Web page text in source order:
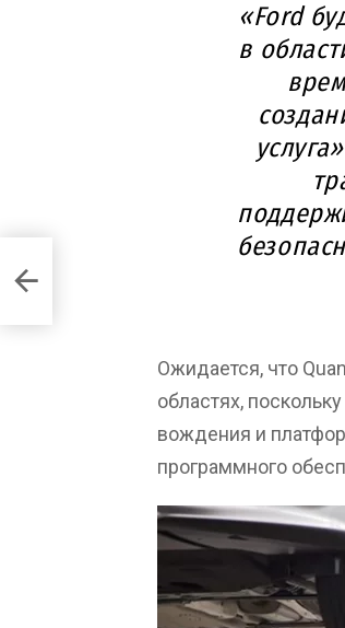
«Ford
в
Ожидается, что
областях,
вождения и
программного
в